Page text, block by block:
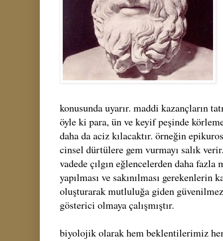
konusunda uyarır. maddi kazançların
öyle ki para, ün ve keyif peşinde
daha da aciz kılacaktır. örneğin
cinsel dürtülere gem vurmayı salık
vadede çılgın eğlencelerden daha
yapılması ve sakınılması gerekenlerin
oluşturarak mutluluğa giden
gösterici olmaya çalışmıştır.
biyolojik olarak hem beklentilerimiz